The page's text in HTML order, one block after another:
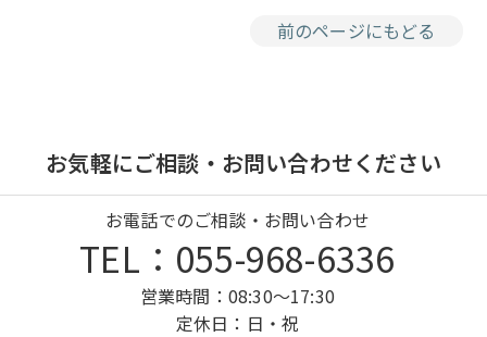
前のページにもどる
お気軽にご相談・お問い合わせください
お電話でのご相談・お問い合わせ
TEL：055-968-6336
営業時間：08:30～17:30
定休日：日・祝